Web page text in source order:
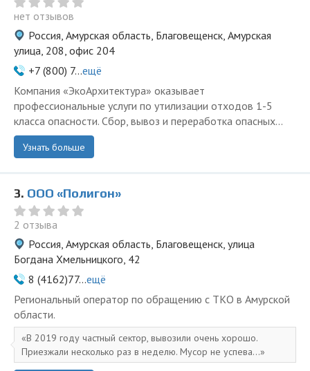
нет отзывов
Россия, Амурская область, Благовещенск, Амурская
улица, 208, офис 204
+7 (800) 7...ещё
Компания «ЭкоАрхитектура» оказывает
профессиональные услуги по утилизации отходов 1-5
класса опасности. Сбор, вывоз и переработка опасных...
Узнать больше
3. ООО «Полигон»
2 отзыва
Россия, Амурская область, Благовещенск, улица
Богдана Хмельницкого, 42
8 (4162)77...ещё
Региональный оператор по обращению с ТКО в Амурской
области.
В 2019 году частный сектор, вывозили очень хорошо.
Приезжали несколько раз в неделю. Мусор не успева...